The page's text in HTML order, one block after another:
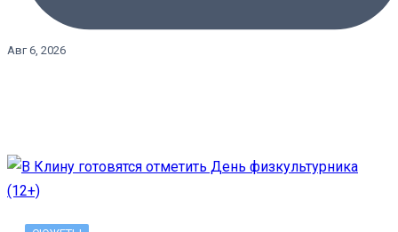
Авг 6, 2026